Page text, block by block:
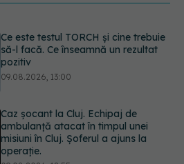
Caz șocant la Cluj. Echipaj de
ambulanță atacat în timpul unei
misiuni în Cluj. Șoferul a ajuns la
operație.
Mai trebuie să numărăm caloriile ca
să slăbim? Ce se schimbă în era
medicamentelor GLP-1
09.08.2026, 12:00